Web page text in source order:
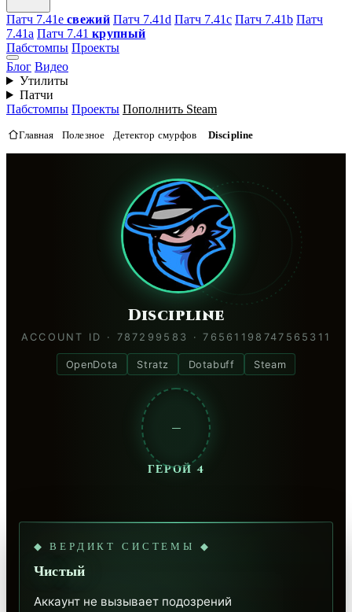
Патч 7.41e свежий Патч 7.41d Патч 7.41c Патч 7.41b Патч
7.41а Патч 7.41 крупный
Пабстомпы Проекты
Блог Видео
Утилиты
Патчи
Пабстомпы Проекты Пополнить Steam
Главная Полезное Детектор смурфов Discipline
Discipline
ACCOUNT ID · 787299583 · 76561198747565311
OpenDota Stratz Dotabuff Steam
—
ГЕРОЙ 4
◆ ВЕРДИКТ СИСТЕМЫ ◆
Чистый
Аккаунт не вызывает подозрений